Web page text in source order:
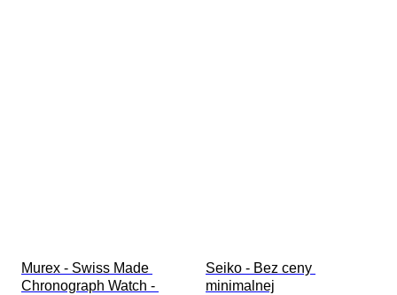
Murex - Swiss Made
Chronograph Watch -
Seiko - Bez ceny
minimalnej